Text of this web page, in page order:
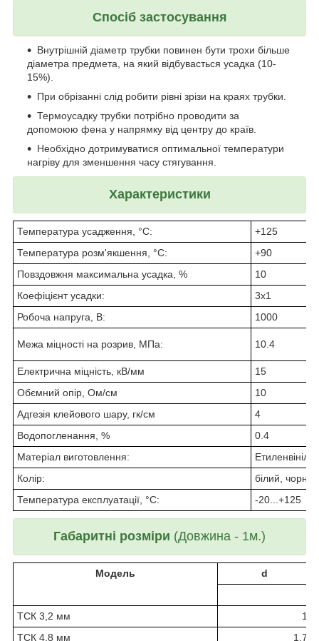
Спосіб застосування
Внутрішній діаметр трубки повинен бути трохи більше
діаметра предмета, на який відбувасться усадка (10-
15%).
При обрізанні слід робити рівні зрізи на краях трубки.
Термоусадку трубки потрібно проводити за
допомоюю фена у напрямку від центру до країв.
Необхідно дотримуватися оптимальної температури
нагріву для зменшення часу стягування.
Характеристики
Температура усадження, °С:
+125
Температура розм'якшення, °С:
+90
Повздовжня максимальна усадка, %
10
Коефіцієнт усадки:
3х1
Робоча напруга, В:
1000
Межа міцності на розрив, МПа: 10.4
Електрична міцність, кВ/мм
15
Обємний опір, Ом/см
10
Адгезія клейового шару, гк/см
4
Водопогленання, %
0.4
Матеріал виготовлення:
Колір:
білий,
Температура експлуатації, °С:
-20...+125
Габаритні розміри (Довжина - 1м.)
Модель d
ТСК 3,2 мм
1
ТСК 4,8 мм
1,7